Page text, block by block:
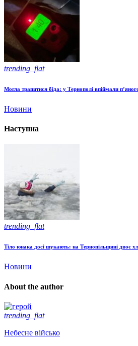
trending_flat
Могла трапитися біда: у Тернополі впіймали
Новини
Наступна
trending_flat
Тіло юнака досі шукають: на Тернопільщині двоє
Новини
About the author
trending_flat
Небесне військо